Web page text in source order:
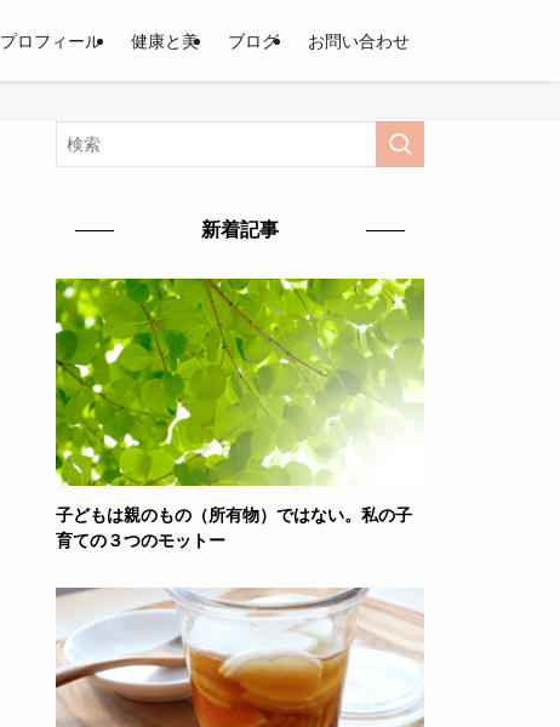
プロフィール 健康と美 ブログ お問い合わせ
新着記事
子どもは親のもの（所有物）ではない。私の子
育ての３つのモットー